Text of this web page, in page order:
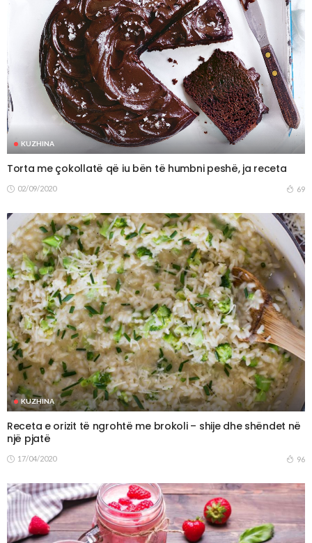
KUZHINA
Torta me çokollatë që iu bën të humbni peshë, ja receta
02/09/2020 69
KUZHINA
Receta e orizit të ngrohtë me brokoli – shije dhe shëndet në
një pjatë
17/04/2020 96